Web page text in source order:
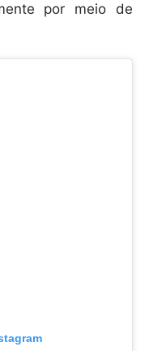
por meio de